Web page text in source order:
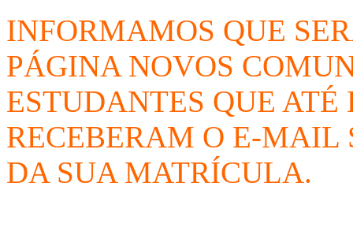
INFORMAMOS QUE
PÁGINA NOVOS
ESTUDANTES QUE ATÉ
RECEBERAM O E-MAIL
DA SUA MATRÍCULA.